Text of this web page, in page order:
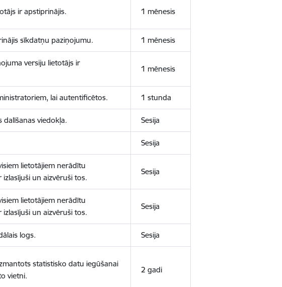
ir apstiprinājis. 1 mēnesis
sīkdatņu paziņojumu. 1 mēnesis
versiju lietotājs ir
1 mēnesis
lai autentificētos. 1 stunda
dalīšanas viedokļa. Sesija
Sesija
lietotājiem nerādītu
un aizvēruši tos.
Sesija
lietotājiem nerādītu
un aizvēruši tos.
Sesija
logs. Sesija
statistisko datu iegūšanai
vietni.
2 gadi